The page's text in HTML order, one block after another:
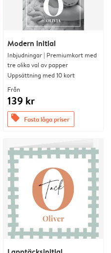
Modern initial
Inbjudningar | Premiumkort med
tre olika val av papper
Uppsättning med 10 kort
Från
139 kr
offers Fasta låga priser